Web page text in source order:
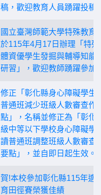
稿，歡迎教育人員踴躍投稿!
國立臺灣師範大學特殊教育
於115年4月17日辦理「特殊
體資優學生發掘與輔導知能
研習」，歡迎教師踴躍參加!
修正「彰化縣身心障礙學生
普通班減少班級人數審查作
點」，名稱並修正為「彰化
級中等以下學校身心障礙學
讀普通班調整班級人數審查
要點」，並自即日起生效。
賀!本校參加彰化縣115年適
育田徑賽榮獲佳績